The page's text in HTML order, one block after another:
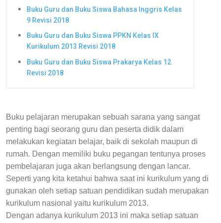
Buku Guru dan Buku Siswa Bahasa Inggris Kelas
9 Revisi 2018
Buku Guru dan Buku Siswa PPKN Kelas IX
Kurikulum 2013 Revisi 2018
Buku Guru dan Buku Siswa Prakarya Kelas 12
Revisi 2018
Buku pelajaran merupakan sebuah sarana yang sangat
penting bagi seorang guru dan peserta didik dalam
melakukan kegiatan belajar, baik di sekolah maupun di
rumah. Dengan memiliki buku pegangan tentunya proses
pembelajaran juga akan berlangsung dengan lancar.
Seperti yang kita ketahui bahwa saat ini kurikulum yang di
gunakan oleh setiap satuan pendidikan sudah merupakan
kurikulum nasional yaitu kurikulum 2013.
Dengan adanya kurikulum 2013 ini maka setiap satuan